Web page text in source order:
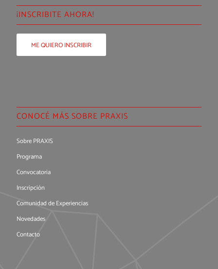
¡INSCRIBITE AHORA!
ME QUIERO INSCRIBIR
CONOCÉ MÁS SOBRE PRAXIS
Sobre PRAXIS
Programa
Convocatoria
Inscripción
Comunidad de Experiencias
Novedades
Contacto